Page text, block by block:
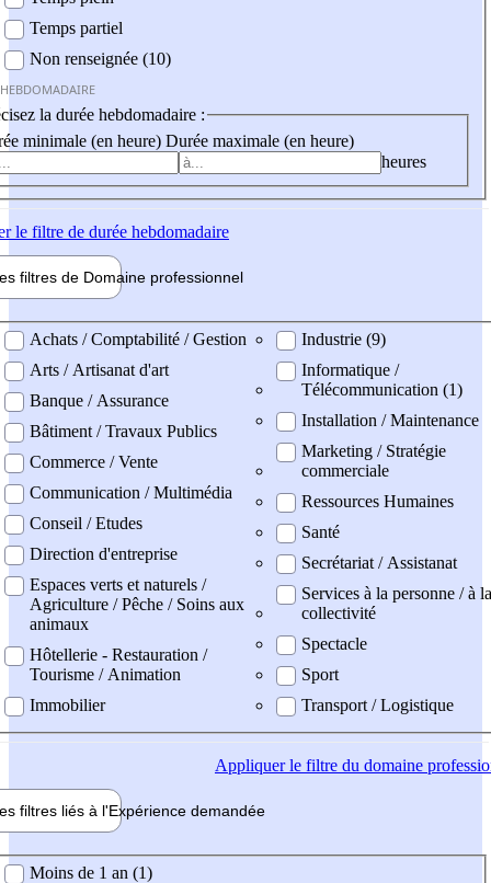
Temps partiel
Non renseignée (10)
la durée hebdomadaire :
minimale (en heure) Durée maximale (en heure)
heures
le filtre de durée hebdomadaire
filtres de Domaine professionnel
professionel
Achats / Comptabilité / Gestion
Arts / Artisanat d'art
Banque / Assurance
Bâtiment / Travaux Publics
Commerce / Vente
Communication / Multimédia
Conseil / Etudes
Direction d'entreprise
Espaces verts et naturels /
Agriculture / Pêche / Soins aux
animaux
Hôtellerie - Restauration /
Tourisme / Animation
Immobilier
Industrie (9)
Informatique /
Télécommunication (1)
Installation / Maintenance
Marketing / Stratégie
commerciale
Ressources Humaines
Santé
Secrétariat / Assistanat
Services à la personne / à la
collectivité
Spectacle
Sport
Transport / Logistique
Appliquerle filtre du domaine
filtres liés à l'Expérience demandée
demandée
Moins de 1 an (1)